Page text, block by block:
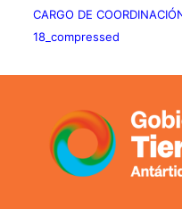
CARGO DE
18_compressed